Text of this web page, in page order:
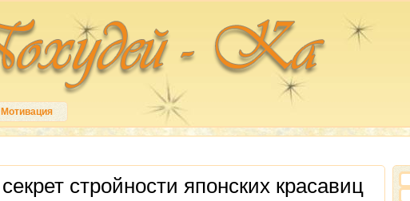
Мотивация
стройности японских красавиц